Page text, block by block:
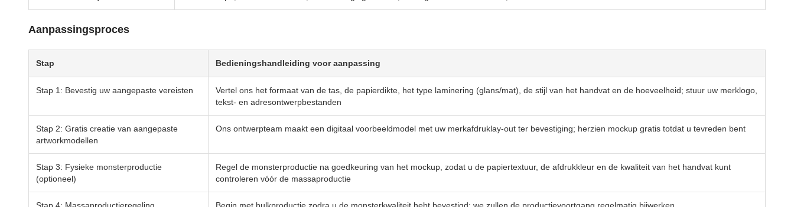
Aanpassingsproces
Stap Bedieningshandleiding voor aanpassing
Stap 1: Bevestig uw aangepaste vereisten
Vertel ons het formaat van de tas, de papierdikte, het type laminering (glans/mat), de stijl van het handvat en de hoeveelheid; stuur uw merklogo,
tekst- en adresontwerpbestanden
Stap 2: Gratis creatie van aangepaste
artworkmodellen
Ons ontwerpteam maakt een digitaal voorbeeldmodel met uw merkafdruklay-out ter bevestiging; herzien mockup gratis totdat u tevreden bent
Stap 3: Fysieke monsterproductie
(optioneel)
Regel de monsterproductie na goedkeuring van het mockup, zodat u de papiertextuur, de afdrukkleur en de kwaliteit van het handvat kunt
controleren vóór de massaproductie